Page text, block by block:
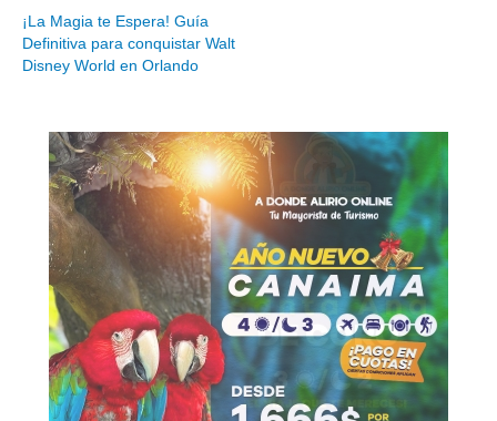
Noticias turísticas
Gastronomía
Servicios
Diseño de Websites
Hosting / Alojamiento para Websites
Publicidad
Tienda en línea
¡La Magia te Espera! Guía
Definitiva para conquistar Walt
Disney World en Orlando